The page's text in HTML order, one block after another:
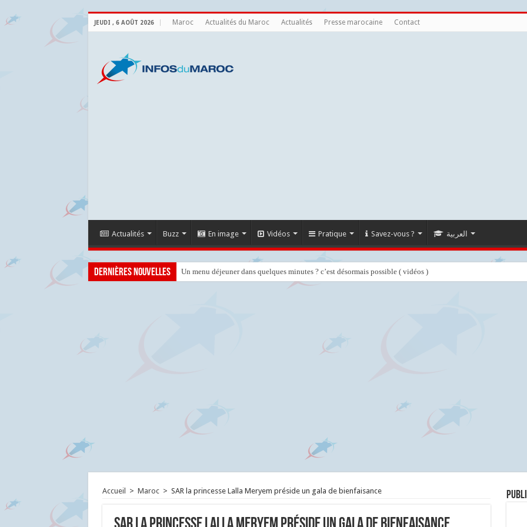
JEUDI , 6 AOÛT 2026 Maroc Actualités du Maroc Actualités Presse marocaine Contact
Actualités Buzz En image Vidéos Pratique Savez-vous ? العربية
Dernières nouvelles Un menu déjeuner dans quelques minutes ? c’est désormais possible ( vidéos )
Accueil > Maroc > SAR la princesse Lalla Meryem préside un gala de bienfaisance